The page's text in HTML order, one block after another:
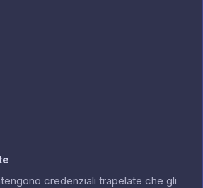
credenziali trapelate che gli